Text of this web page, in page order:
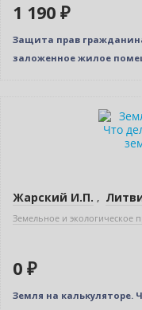
1 190 ₽
Защита прав
заложенное жилое
Жарский И.П. ,
Земельное и экологическое
0 ₽
Земля на